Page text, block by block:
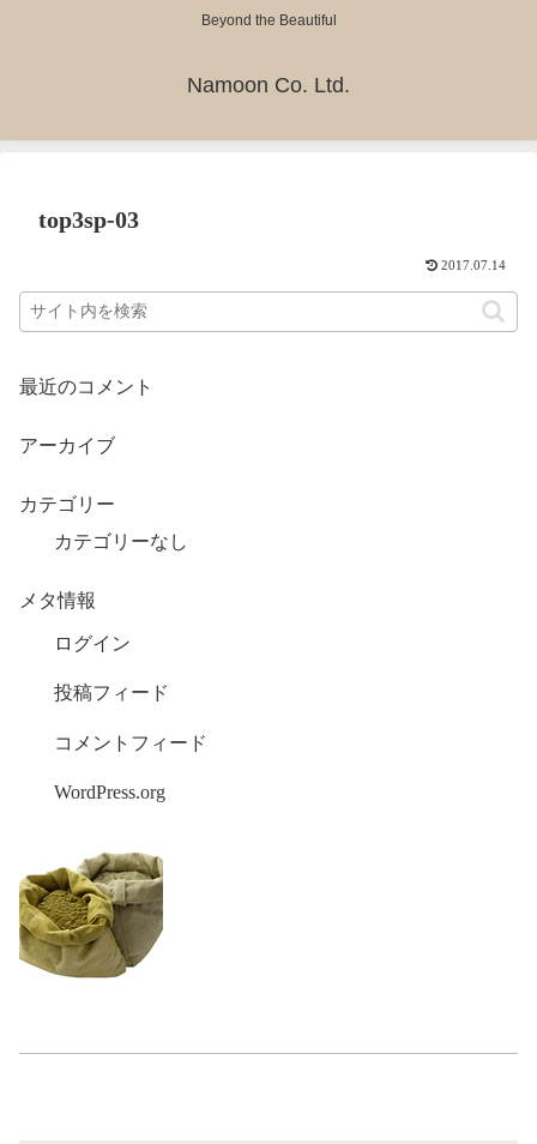
Beyond the Beautiful
Namoon Co. Ltd.
top3sp-03
2017.07.14
最近のコメント
アーカイブ
カテゴリー
カテゴリーなし
メタ情報
ログイン
投稿フィード
コメントフィード
WordPress.org